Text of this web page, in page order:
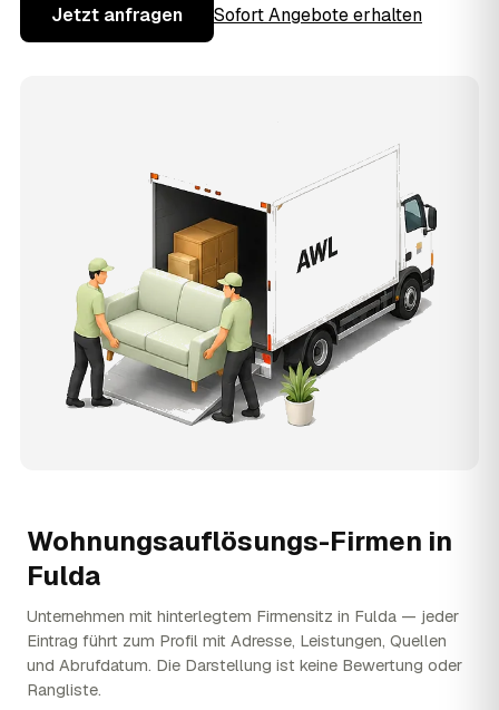
Jetzt anfragen Sofort Angebote erhalten
Wohnungsauflösungs-Firmen in
Fulda
Unternehmen mit hinterlegtem Firmensitz in Fulda — jeder
Eintrag führt zum Profil mit Adresse, Leistungen, Quellen
und Abrufdatum. Die Darstellung ist keine Bewertung oder
Rangliste.